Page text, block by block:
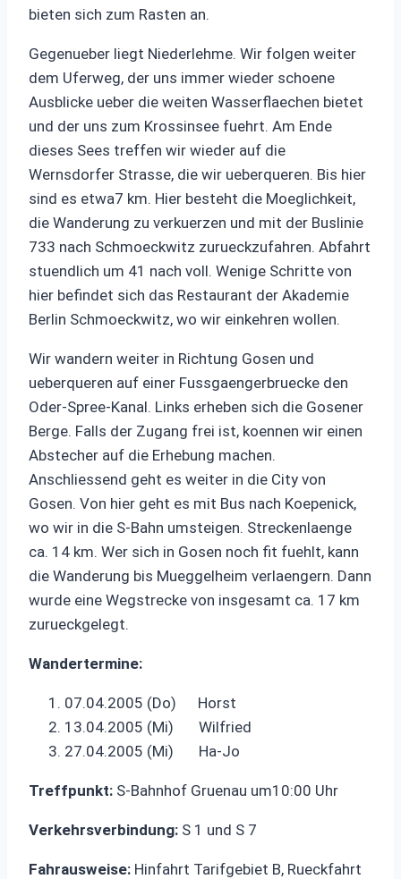
bieten sich zum Rasten an.
Gegenueber liegt Niederlehme. Wir folgen weiter
dem Uferweg, der uns immer wieder schoene
Ausblicke ueber die weiten Wasserflaechen bietet
und der uns zum Krossinsee fuehrt. Am Ende
dieses Sees treffen wir wieder auf die
Wernsdorfer Strasse, die wir ueberqueren. Bis hier
sind es etwa7 km. Hier besteht die Moeglichkeit,
die Wanderung zu verkuerzen und mit der Buslinie
733 nach Schmoeckwitz zurueckzufahren. Abfahrt
stuendlich um 41 nach voll. Wenige Schritte von
hier befindet sich das Restaurant der Akademie
Berlin Schmoeckwitz, wo wir einkehren wollen.
Wir wandern weiter in Richtung Gosen und
ueberqueren auf einer Fussgaengerbruecke den
Oder-Spree-Kanal. Links erheben sich die Gosener
Berge. Falls der Zugang frei ist, koennen wir einen
Abstecher auf die Erhebung machen.
Anschliessend geht es weiter in die City von
Gosen. Von hier geht es mit Bus nach Koepenick,
wo wir in die S-Bahn umsteigen. Streckenlaenge
ca. 14 km. Wer sich in Gosen noch fit fuehlt, kann
die Wanderung bis Mueggelheim verlaengern. Dann
wurde eine Wegstrecke von insgesamt ca. 17 km
zurueckgelegt.
Wandertermine:
07.04.2005 (Do) Horst
13.04.2005 (Mi) Wilfried
27.04.2005 (Mi) Ha-Jo
Treffpunkt: S-Bahnhof Gruenau um10:00 Uhr
Verkehrsverbindung: S 1 und S 7
Fahrausweise: Hinfahrt Tarifgebiet B, Rueckfahrt